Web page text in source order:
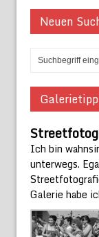
Neuen
Ich bin
unterwegs.
Galerie habe